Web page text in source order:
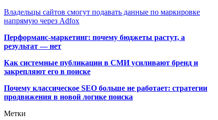
Владельцы сайтов смогут подавать данные по маркировке
напрямую через Adfox
Перформанс-маркетинг: почему бюджеты растут, а
результат — нет
Как системные публикации в СМИ усиливают бренд и
закрепляют его в поиске
Почему классическое SEO больше не работает: стратегии
продвижения в новой логике поиска
Метки